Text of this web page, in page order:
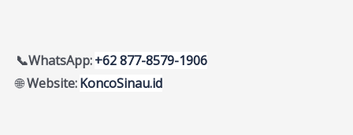
📞WhatsApp:+62 877-8579-1906
🌐Website:KoncoSinau.id